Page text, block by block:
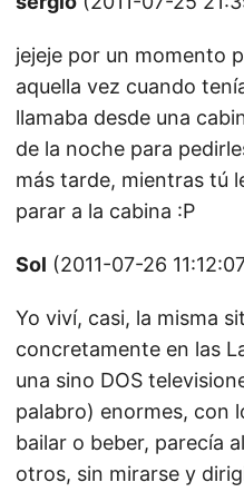
jejeje por un momento
aquella vez cuando
llamaba desde una
de la noche para
más tarde, mientras tú
parar a la cabina :P
Sol (2011-07-26
Yo viví, casi, la misma
concretamente en las
una sino DOS
palabro) enormes, con
bailar o beber, parecía
otros, sin mirarse y